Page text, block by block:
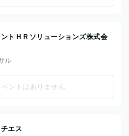
トＨＲソリューションズ株式会
ル
ントはありません
エス